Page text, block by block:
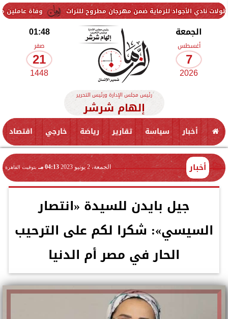
وفاة عاملين متأثرين للرماية ضمن مهرجان مطروح للتراث
الجمعة
أغسطس
7
2026
01:48
صفر
21
1448
رئيس مجلس الإدارة ورئيس التحرير
إلهام شرشر
أخبار سياسة تقارير رياضة خارجي اقتصاد
أخبار الجمعة، 2 يونيو 2023 04:13 مـ بتوقيت القاهرة
جيل بايدن للسيدة «انتصار
السيسي»: شكرا لكم على الترحيب
الحار في مصر أم الدنيا